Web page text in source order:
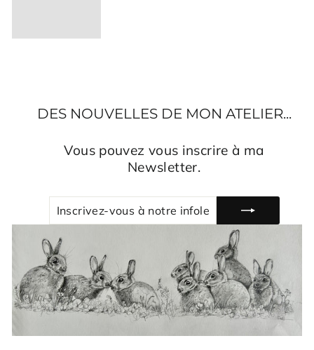
DES NOUVELLES DE MON ATELIER...
Vous pouvez vous inscrire à ma
Newsletter.
VOUS
À
INFOLETTRE